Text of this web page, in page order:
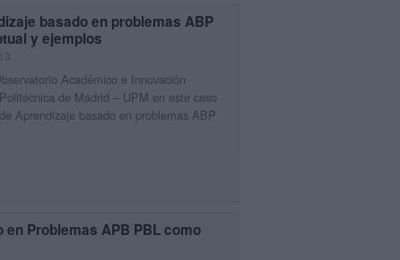
basado en problemas ABP
y ejemplos
Académico e Innovación
de Madrid – UPM en este caso
Aprendizaje basado en problemas ABP
en Problemas APB PBL como